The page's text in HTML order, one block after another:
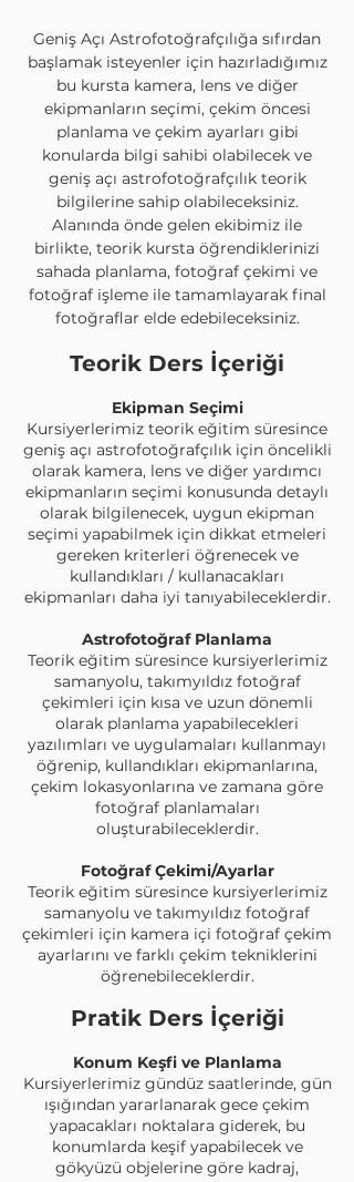
Geniş Açı Astrofotoğrafçılığa sıfırdan
başlamak isteyenler için hazırladığımız
bu kursta kamera, lens ve diğer
ekipmanların seçimi, çekim öncesi
planlama ve çekim ayarları gibi
konularda bilgi sahibi olabilecek ve
geniş açı astrofotoğrafçılık teorik
bilgilerine sahip olabileceksiniz.
Alanında önde gelen ekibimiz ile
birlikte, teorik kursta öğrendiklerinizi
sahada planlama, fotoğraf çekimi ve
fotoğraf işleme ile tamamlayarak final
fotoğraflar elde edebileceksiniz.
Teorik Ders İçeriği
Ekipman Seçimi
Kursiyerlerimiz teorik eğitim süresince
geniş açı astrofotoğrafçılık için öncelikli
olarak kamera, lens ve diğer yardımcı
ekipmanların seçimi konusunda detaylı
olarak bilgilenecek, uygun ekipman
seçimi yapabilmek için dikkat etmeleri
gereken kriterleri öğrenecek ve
kullandıkları / kullanacakları
ekipmanları daha iyi tanıyabileceklerdir.
Astrofotoğraf Planlama
Teorik eğitim süresince kursiyerlerimiz
samanyolu, takımyıldız fotoğraf
çekimleri için kısa ve uzun dönemli
olarak planlama yapabilecekleri
yazılımları ve uygulamaları kullanmayı
öğrenip, kullandıkları ekipmanlarına,
çekim lokasyonlarına ve zamana göre
fotoğraf planlamaları
oluşturabileceklerdir.
Fotoğraf Çekimi/Ayarlar
Teorik eğitim süresince kursiyerlerimiz
samanyolu ve takımyıldız fotoğraf
çekimleri için kamera içi fotoğraf çekim
ayarlarını ve farklı çekim tekniklerini
öğrenebileceklerdir.
Pratik Ders İçeriği
Konum Keşfi ve Planlama
Kursiyerlerimiz gündüz saatlerinde, gün
ışığından yararlanarak gece çekim
yapacakları noktalara giderek, bu
konumlarda keşif yapabilecek ve
gökyüzü objelerine göre kadraj,